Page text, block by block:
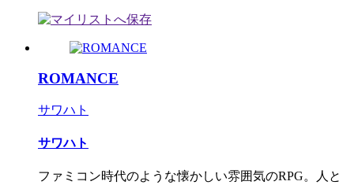
ROMANCE
サワハト
サワハト
ファミコン時代のような懐かしい雰囲気のRPG。人と